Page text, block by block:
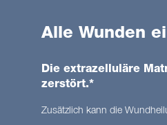
Alle Wunden
Die extrazelluläre
zerstört.*
Zusätzlich kann die